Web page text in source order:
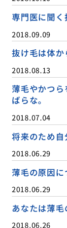
専門医に聞
2018.09.09
抜け毛は体
2018.08.13
薄毛やかつ
ばらな。
2018.07.04
将来のため
2018.06.29
薄毛の原因
2018.06.29
あなたは薄
2018.06.26